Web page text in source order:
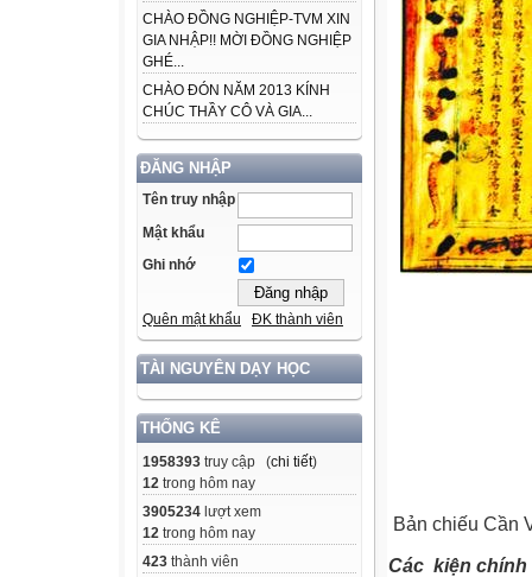
CHÀO ĐỒNG NGHIỆP-TVM XIN
GIA NHẬP!! MỜI ĐỒNG NGHIỆP
GHÉ...
CHÀO ĐÓN NĂM 2013 KÍNH
CHÚC THẦY CÔ VÀ GIA...
ĐĂNG NHẬP
Tên truy nhập
Mật khẩu
Ghi nhớ
Quên mật khẩu ĐK thành viên
TÀI NGUYÊN DẠY HỌC
THỐNG KÊ
1958393 truy cập (chi tiết)
12 trong hôm nay
3905234 lượt xem
12 trong hôm nay
423 thành viên
Bản chiếu Cần
Các kiện chính